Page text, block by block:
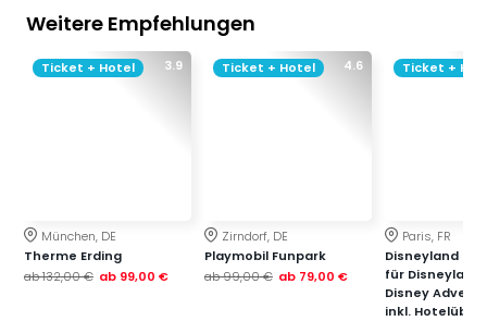
Weitere Empfehlungen
3.9
Ticket + Hotel
München, DE
Therme Erding
ab132,00 € ab 99,00 €
4.6
Ticket + Hotel
Zirndorf, DE
Playmobil Funpark
ab99,00 € ab 79,00 €
Ticket +
Paris, FR
Disneyland
für
Disney
inkl.